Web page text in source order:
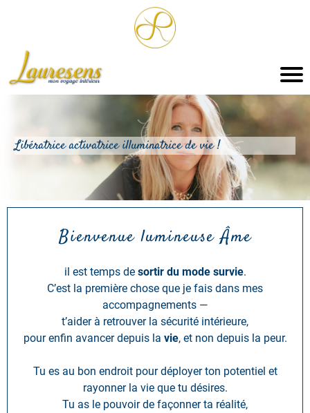
Libératrice activatrice illuminatrice de vie !
Bienvenue lumineuse Âme
il est temps de sortir du mode survie.
C’est la première chose que je fais dans mes
accompagnements —
t’aider à retrouver la sécurité intérieure,
pour enfin avancer depuis la vie, et non depuis la peur.
Tu es au bon endroit pour déployer ton potentiel et
rayonner la vie que tu désires.
Tu as le pouvoir de façonner ta réalité,